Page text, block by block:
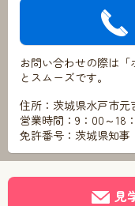
お問い合わせの際は
とスムーズです。
住所：茨城県水戸市元
営業時間：9：00～18
免許番号：茨城県知事
見